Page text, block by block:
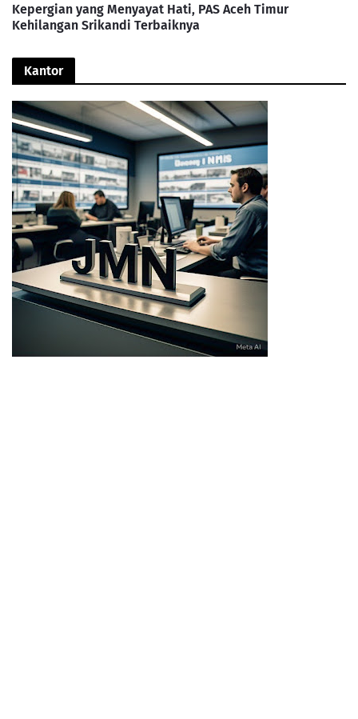
Kepergian yang Menyayat Hati, PAS Aceh Timur
Kehilangan Srikandi Terbaiknya
Kantor